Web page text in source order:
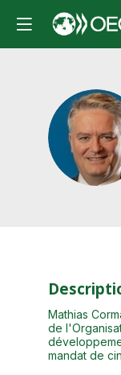
MC
Mathias
de
mandat de